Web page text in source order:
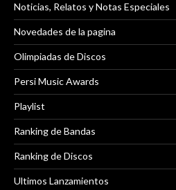
Noticias, Relatos y Notas Especiales
Novedades de la pagina
Olimpiadas de Discos
Persi Music Awards
Playlist
Ranking de Bandas
Ranking de Discos
Ultimos Lanzamientos